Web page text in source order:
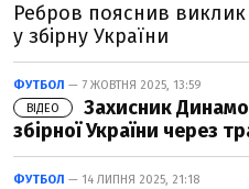
Ребров пояснив
у збірну України
ФУТБОЛ — 7 ЖОВТНЯ 2025, 13:59
ВІДЕО
Захисник
збірної України через
ФУТБОЛ — 14 ЛИПНЯ 2025, 21:18